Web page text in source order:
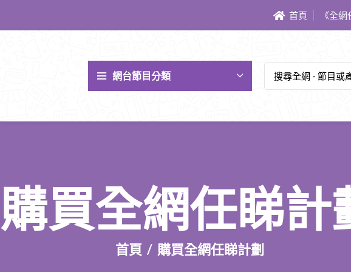
首頁 《全網
網台節目分類
購買全網任睇計
首頁 購買全網任睇計劃